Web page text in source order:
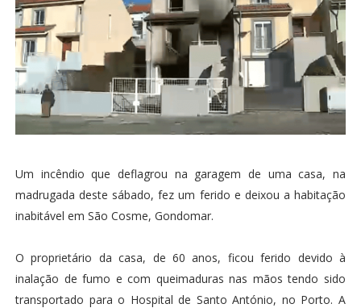
Um incêndio que deflagrou na garagem de uma casa, na
madrugada deste sábado, fez um ferido e deixou a habitação
inabitável em São Cosme, Gondomar.
O proprietário da casa, de 60 anos, ficou ferido devido à
inalação de fumo e com queimaduras nas mãos tendo sido
transportado para o Hospital de Santo António, no Porto. A